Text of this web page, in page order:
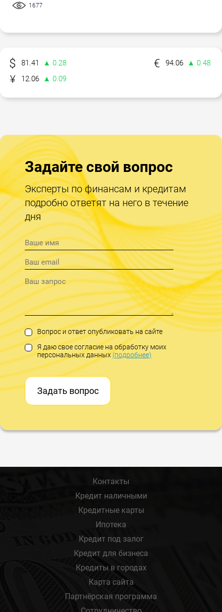
1677
81.41 ▲ 0.28 94.06
▲ 0.48
12.06
▲ 0.09
Задайте свой вопрос
Эксперты по финансам и кредитам
подробно ответят на него в течение
дня
Вопрос и ответ опубликовать на сайте
Я даю свое согласие на обработку моих
персональных данных(подробнее)
Задать вопрос
Контакты
Кредит наличными
Кредитные карты
Ипотека
Кредит под залог
Кредит для бизнеса
Кредиты в городах
Карта сайта
Партнёрская программа